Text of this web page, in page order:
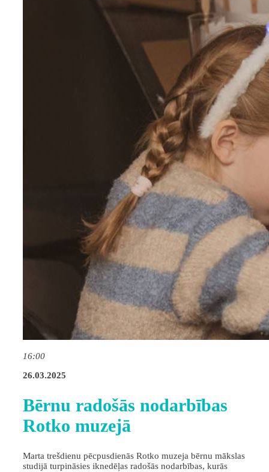
16:00
26.03.2025
Bērnu radošās nodarbības
Rotko muzejā
Marta trešdienu pēcpusdienās Rotko muzeja bērnu mākslas
studijā turpināsies iknedēļas radošās nodarbības, kurās